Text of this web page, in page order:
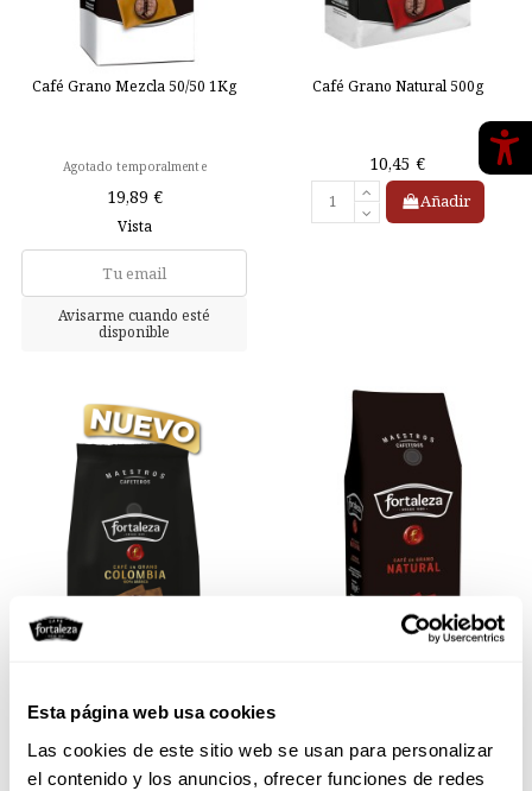
Esta página web usa cookies
Las cookies de este sitio web se usan para personalizar
el contenido y los anuncios, ofrecer funciones de redes
Café Grano Mezcla 50/50 1Kg
Agotado temporalmente
19,89 €
Vista
Café Grano Natural 500g
10,45 €
Añadir
Café Grano Colombia 500g
12,99 € Agotado temporalmente